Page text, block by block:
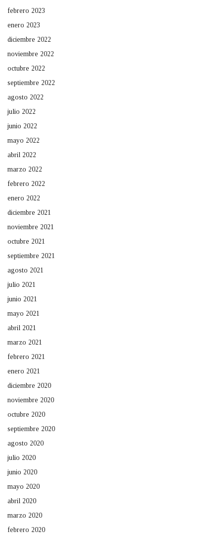
febrero 2023
enero 2023
diciembre 2022
noviembre 2022
octubre 2022
septiembre 2022
agosto 2022
julio 2022
junio 2022
mayo 2022
abril 2022
marzo 2022
febrero 2022
enero 2022
diciembre 2021
noviembre 2021
octubre 2021
septiembre 2021
agosto 2021
julio 2021
junio 2021
mayo 2021
abril 2021
marzo 2021
febrero 2021
enero 2021
diciembre 2020
noviembre 2020
octubre 2020
septiembre 2020
agosto 2020
julio 2020
junio 2020
mayo 2020
abril 2020
marzo 2020
febrero 2020